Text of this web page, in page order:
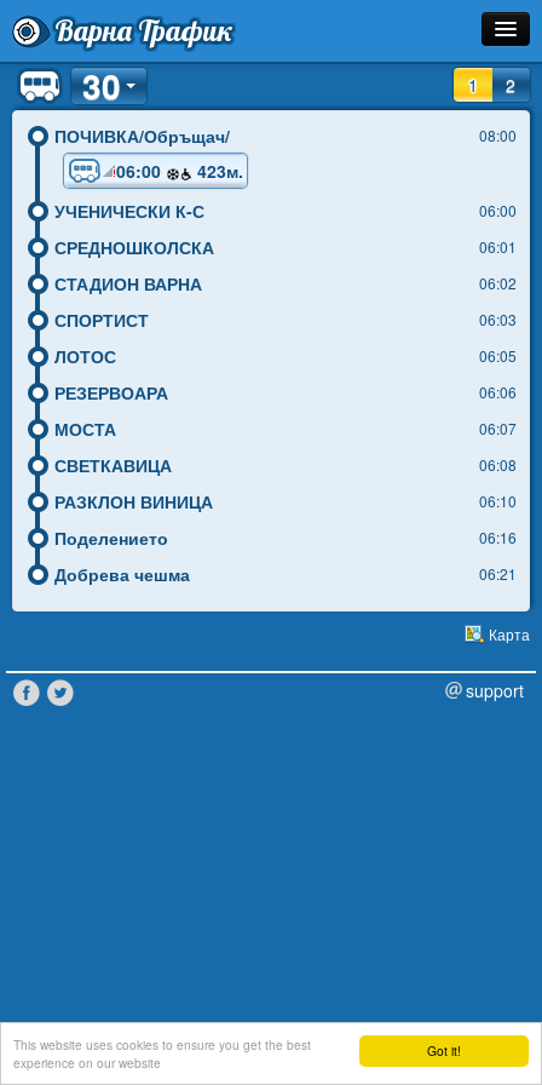
Got it!
This website uses cookies to ensure you get the best
experience on our website
Варна Трафик
Остановка
Маршрут
Расписание
Инфо
1 2
30
ПОЧИВКА/Обръщач/ 08:00
06:00
423м.
УЧЕНИЧЕСКИ К-С
06:00
СРЕДНОШКОЛСКА 06:01
СТАДИОН ВАРНА 06:02
СПОРТИСТ 06:03
ЛОТОС 06:05
РЕЗЕРВОАРА 06:06
МОСТА 06:07
СВЕТКАВИЦА 06:08
РАЗКЛОН ВИНИЦА 06:10
Поделението 06:16
Добрева чешма 06:21
Карта
support